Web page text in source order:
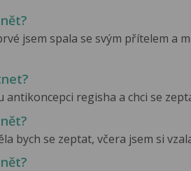
jsem spala se svým přítelem a
antikoncepci regisha a chci se
bych se zeptat, včera jsem si